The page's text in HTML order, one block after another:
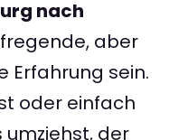
nach
aber
Erfahrung sein.
oder einfach
umziehst, der